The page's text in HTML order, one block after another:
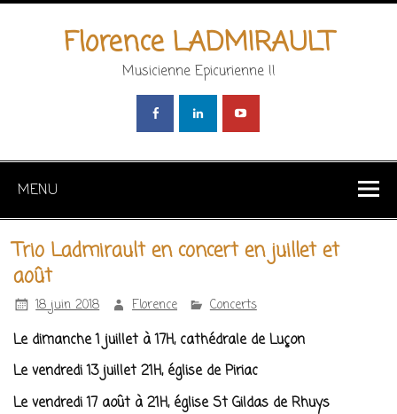
Florence LADMIRAULT
Musicienne Epicurienne !!
MENU
Trio Ladmirault en concert en juillet et
août
18 juin 2018 Florence Concerts
Le dimanche 1 juillet à 17H, cathédrale de Luçon
Le vendredi 13 juillet 21H, église de Piriac
Le vendredi 17 août à 21H, église St Gildas de Rhuys